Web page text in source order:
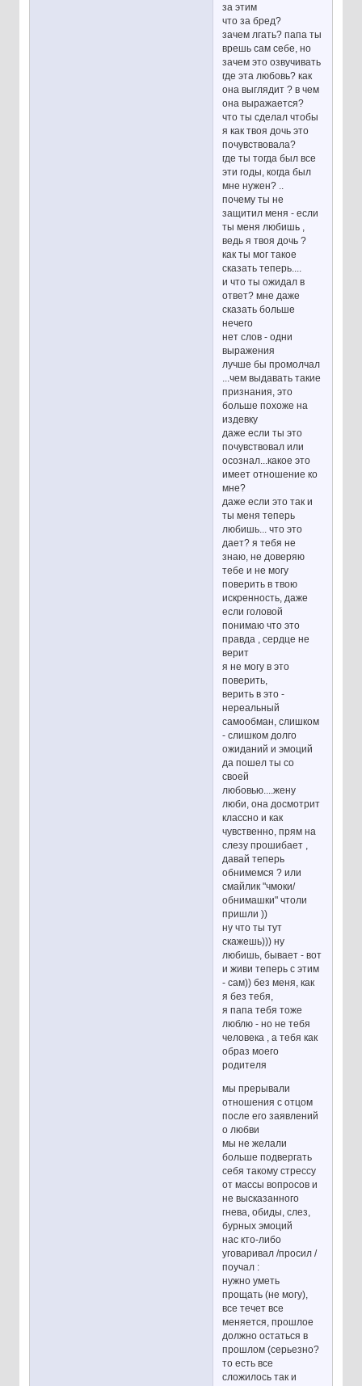
за этим
что за бред?
зачем лгать? папа ты
врешь сам себе, но
зачем это озвучивать
где эта любовь? как
она выглядит ? в чем
она выражается?
что ты сделал чтобы
я как твоя дочь это
почувствовала?
где ты тогда был все
эти годы, когда был
мне нужен? ..
почему ты не
защитил меня - если
ты меня любишь ,
ведь я твоя дочь ?
как ты мог такое
сказать теперь....
и что ты ожидал в
ответ? мне даже
сказать больше
нечего
нет слов - одни
выражения
лучше бы промолчал
...чем выдавать такие
признания, это
больше похоже на
издевку
даже если ты это
почувствовал или
осознал...какое это
имеет отношение ко
мне?
даже если это так и
ты меня теперь
любишь... что это
дает? я тебя не
знаю, не доверяю
тебе и не могу
поверить в твою
искренность, даже
если головой
понимаю что это
правда , сердце не
верит
я не могу в это
поверить,
верить в это -
нереальный
самообман, слишком
- слишком долго
ожиданий и эмоций
да пошел ты со
своей
любовью....жену
люби, она досмотрит
классно и как
чувственно, прям на
слезу прошибает ,
давай теперь
обнимемся ? или
смайлик "чмоки/
обнимашки" чтоли
пришли ))
ну что ты тут
скажешь))) ну
любишь, бывает - вот
и живи теперь с этим
- сам)) без меня, как
я без тебя,
я папа тебя тоже
люблю - но не тебя
человека , а тебя как
образ моего
родителя
мы прерывали
отношения с отцом
после его заявлений
о любви
мы не желали
больше подвергать
себя такому стрессу
от массы вопросов и
не высказанного
гнева, обиды, слез,
бурных эмоций
нас кто-либо
уговаривал /просил /
поучал :
нужно уметь
прощать (не могу),
все течет все
меняется, прошлое
должно остаться в
прошлом (серьезно?
то есть все
сложилось так и